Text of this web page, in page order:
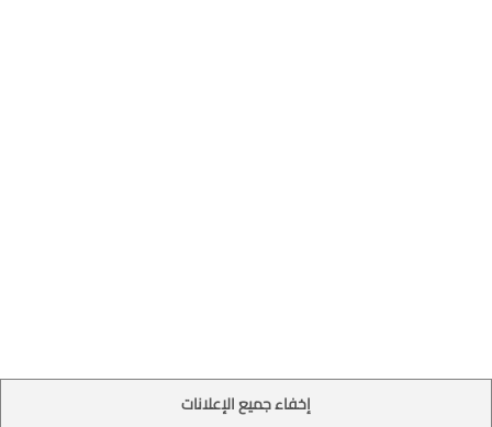
إخفاء جميع الإعلانات